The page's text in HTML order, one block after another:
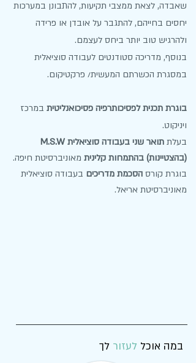
שאבדה, לצאת ממצבי תקיעות, להתבונן במערכות
יחסים בחייהם, להתגבר על אובדן או פרידה
ולהרגיש טוב יותר ביחס לעצמם.
בנוסף, מדריכה סטודנטים לעבודה סוציאלית
במסגרת הכשרתם המעשית/ פרקטיקום.
בוגרת תכנית לפסיכותרפיה פסיכואנליטית במרכז
ויניקוט.
בעלת
תואר שני בעבודה סוציאלית M.S.W
(בהצטיינות) בהתמחות קלינית מאוניברסיטת חיפה.
בוגרת קורס הסכמת מדריכים בעבודה סוציאלית
מאוניברסיטת אריאל.
במה אוכל לעזור